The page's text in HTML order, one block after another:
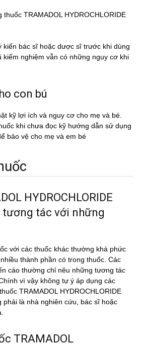
thuốc TRAMADOL HYDROCHLORIDE
kiến bác sĩ hoặc dược sĩ trước khi dùng
kiểm nghiệm vẫn có những nguy cơ khi
con bú
kỹ lợi ích và nguy cơ cho mẹ và bé.
khi chưa đọc kỹ hướng dẫn sử dụng
bảo vệ cho mẹ và em bé
HYDROCHLORIDE
tác với những
với các thuốc khác thường khá phức
thành phần có trong thuốc. Các
cáo thường chỉ nêu những tương tác
vì vậy không tự ý áp dụng các
TRAMADOL HYDROCHLORIDE
phải là nhà nghiên cứu, bác sĩ hoặc
TRAMADOL